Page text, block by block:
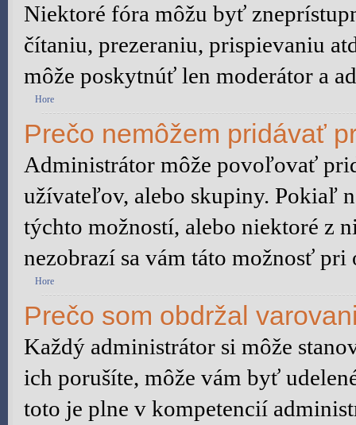
Niektoré fóra môžu byť
čítaniu, prezeraniu, prispievaniu
môže poskytnúť len moderátor a
Hore
Prečo nemôžem pridávať
Administrátor môže povoľovať
užívateľov, alebo skupiny. Pokiaľ
týchto možností, alebo niektoré z
nezobrazí sa vám táto možnosť
Hore
Prečo som obdržal
Každý administrátor si môže
ich porušíte, môže vám byť
toto je plne v kompetencií